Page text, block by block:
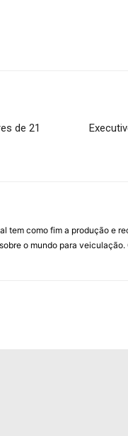
de 21
tem como fim a produção e
o mundo para